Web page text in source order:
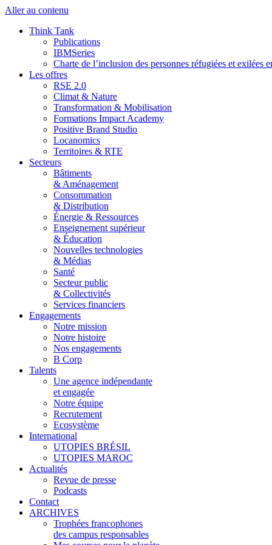
Aller au contenu
Think Tank
Publications
IBMSeries
Charte de l’inclusion des personnes réfugiées et exilées
Les offres
RSE 2.0
Climat & Nature
Transformation & Mobilisation
Formations Impact Academy
Positive Brand Studio
Locanomics
Territoires & RTE
Secteurs
Bâtiments
& Aménagement
Consommation
& Distribution
Énergie & Ressources
Enseignement supérieur
& Éducation
Nouvelles technologies
& Médias
Santé
Secteur public
& Collectivités
Services financiers
Engagements
Notre mission
Notre histoire
Nos engagements
B Corp
Talents
Une agence indépendante
et engagée
Notre équipe
Recrutement
Ecosystème
International
UTOPIES BRÉSIL
UTOPIES MAROC
Actualités
Revue de presse
Podcasts
Contact
ARCHIVES
Trophées francophones
des campus responsables